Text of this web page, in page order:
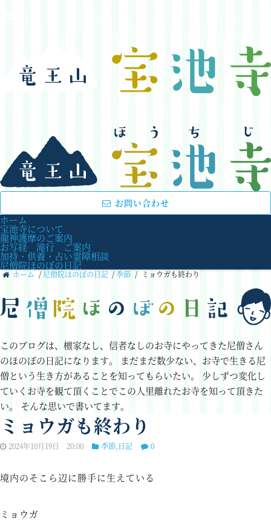
お問い合わせ
ホーム
宝池寺について
龍神護摩のご案内
お写経 滝行 ご案内
加持・供養・占い霊障相談
尼僧院ほのぼの日記
ホーム / 尼僧院ほのぼの日記 /季節 / ミョウガも終わり
このブログは、檀家なし、信者なしのお寺にやってきた尼僧さん
のほのぼの日記になります。 まだまだ数少ない、お寺で生きる尼
僧という生き方があることを知ってもらいたい。
少しずつ変化し
ていくお寺を観て頂くことでこの人里離れたお寺を知って頂きた
い。 そんな思いで書いてます。
ミョウガも終わり
2024年10月19日 20:00 季節,日記 0
境内のそこら辺に勝手に生えている
ミョウガ